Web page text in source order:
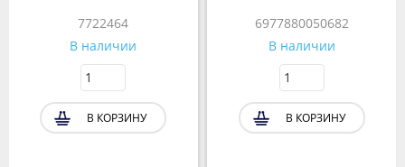
7722464
В наличии
В КОРЗИНУ
6977880050682
В наличии
В КОРЗИНУ